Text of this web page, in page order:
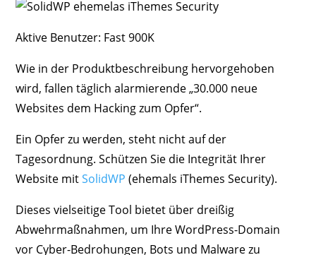
Aktive Benutzer: Fast 900K
Wie in der Produktbeschreibung hervorgehoben
wird, fallen täglich alarmierende „30.000 neue
Websites dem Hacking zum Opfer“.
Ein Opfer zu werden, steht nicht auf der
Tagesordnung. Schützen Sie die Integrität Ihrer
Website mitSolidWP (ehemals iThemes Security).
Dieses vielseitige Tool bietet über dreißig
Abwehrmaßnahmen, um Ihre WordPress-Domain
vor Cyber-Bedrohungen, Bots und Malware zu